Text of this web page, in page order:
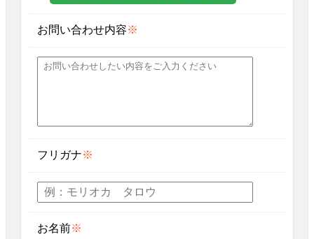
お問い合わせ内容※
フリガナ※
お名前※